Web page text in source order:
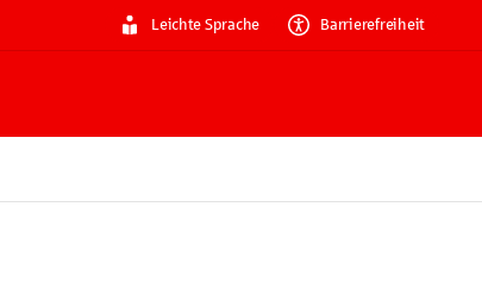
Leichte Sprache Barrierefreiheit